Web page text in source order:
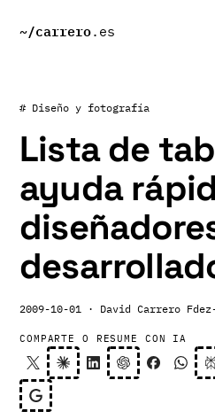
~/carrero.es
# Diseño y fotografía
Lista de
ayuda
2009-10-01 · David Carrero
COMPARTE O RESUME CON IA